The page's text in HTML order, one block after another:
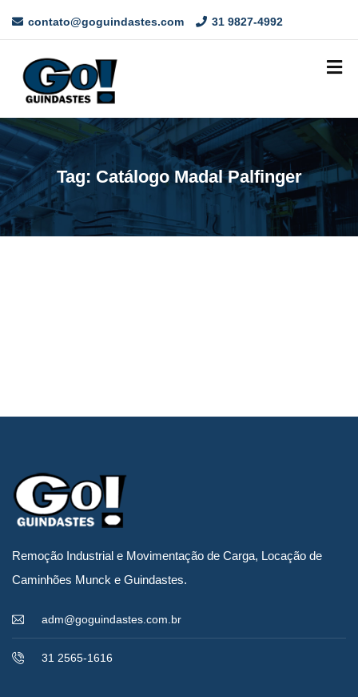
contato@goguindastes.com 31 9827-4992
Tag: Catálogo Madal Palfinger
Remoção Industrial e Movimentação de Carga, Locação de
Caminhões Munck e Guindastes.
adm@goguindastes.com.br
31 2565-1616